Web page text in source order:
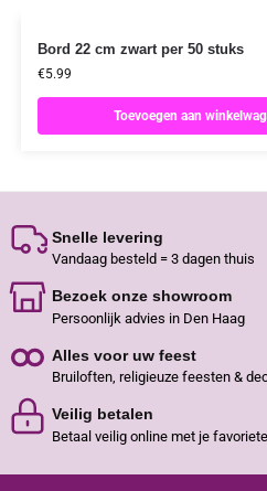
Bord 22 cm zwart per 50 stuks
€5.99
Toevoegen aan
Snelle levering
Vandaag besteld = 3 dagen thuis
Bezoek onze showroom
Persoonlijk advies in Den Haag
Alles voor uw feest
Bruiloften, religieuze feesten &
Veilig betalen
Betaal veilig online met je